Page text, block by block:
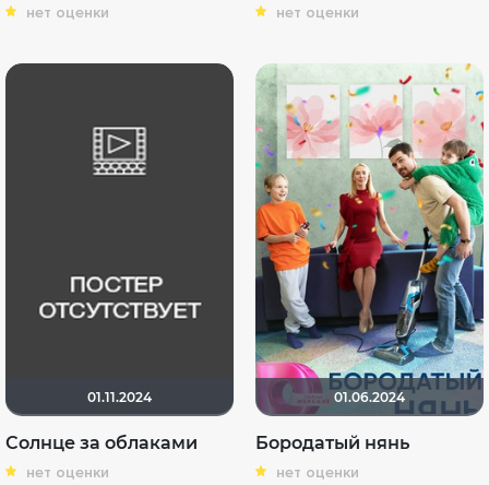
нет оценки нет оценки
01.11.2024
Солнце за облаками
нет оценки
01.06.2024
Бородатый нянь
нет оценки